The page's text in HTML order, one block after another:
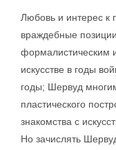
Любовь и интерес к
враждебные
формалистическим
искусстве в годы
годы; Шервуд
пластического
знакомства с
Но зачислять